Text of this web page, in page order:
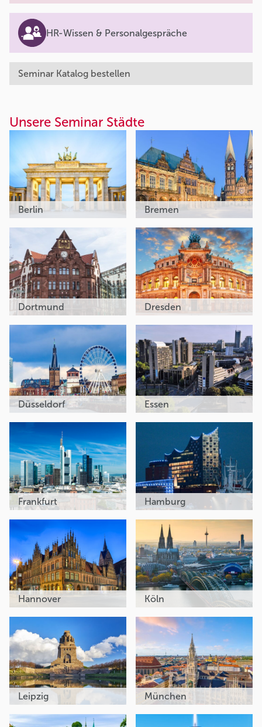
HR-Wissen & Personalgespräche
Seminar Katalog bestellen
Unsere Seminar Städte
Berlin Bremen
Dortmund Dresden
Düsseldorf Essen
Frankfurt Hamburg
Hannover Köln
Leipzig München